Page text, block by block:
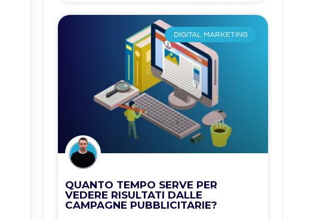
DIGITAL MARKETING
QUANTO TEMPO SERVE PER
VEDERE RISULTATI DALLE
CAMPAGNE PUBBLICITARIE?